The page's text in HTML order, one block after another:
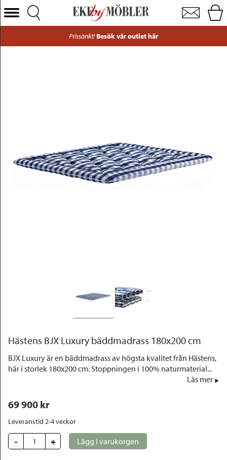
Hästens BJX Luxury bäddmadrass 180x200 cm
Välj Kategori
Inredning
Mattor
Prissänkt! Besök vår outlet här
Hästens BJX Luxury bäddmadrass 180x200 cm
BJX Luxury är en bäddmadrass av högsta kvalitet från Hästens,
här i storlek 180x200 cm. Stoppningen i 100% naturmaterial...
Läs mer
69 900 kr
Leveranstid 2-4 veckor
- + Lägg i varukorgen